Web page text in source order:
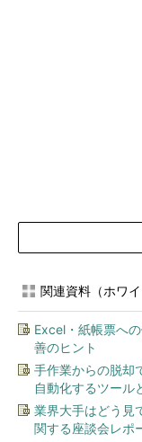
関連資料（ホワイ
Excel・紙帳票へ
善のヒント
手作業からの脱却
自動化するツール
業界大手はどう見
関する座談会レポ